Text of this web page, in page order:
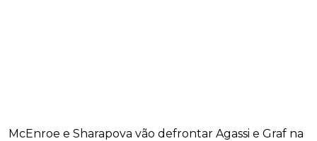
McEnroe e Sharapova vão defrontar Agassi e Graf na